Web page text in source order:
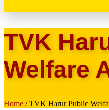
TVK
Welfare
Home / TVK Harur Public